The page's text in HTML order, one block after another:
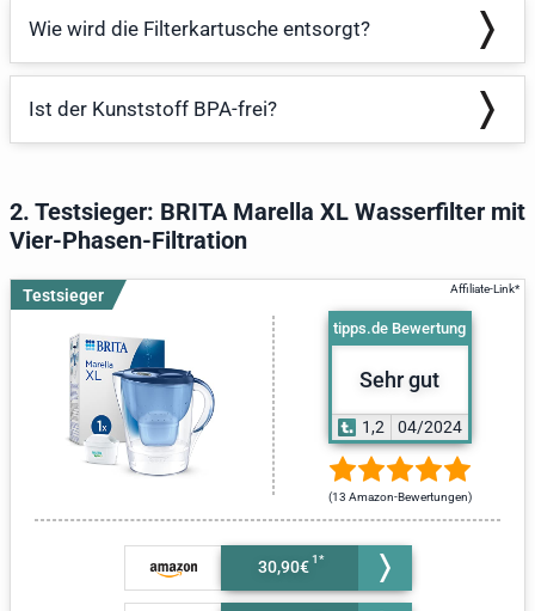
Wie wird die Filterkartusche entsorgt?
Ist der Kunststoff BPA-frei?
2. Testsieger: BRITA Marella XL Wasserfilter mit
Vier-Phasen-Filtration
Testsieger
30,90€
tipps.de Bewertung
Sehr gut
1,2 04/2024
(13 Amazon-Bewertungen)